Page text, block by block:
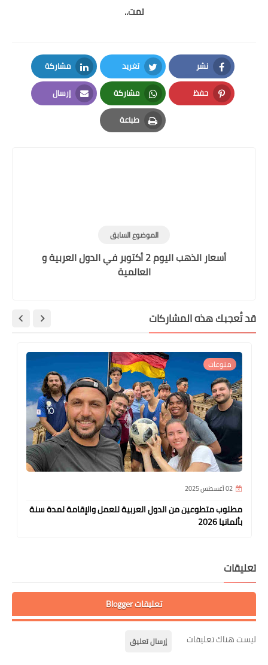
تمت..
نشر
Facebook
تغريد
Twitter
مشاركة
LinkedIn
حفظ
Pinterest
مشاركة
Whatsapp
إرسال
Email
طباعة
Print
الموضوع السابق
أسعار الذهب اليوم 2 أكتوبر في الدول العربية و
العالمية
قد تُعجبك هذه المشاركات
منوعات
02 أغسطس 2025
مطلوب متطوعين من الدول العربية للعمل والإقامة لمدة سنة
بألمانيا 2026
تعليقات
تعليقات Blogger
ليست هناك تعليقات إرسال تعليق